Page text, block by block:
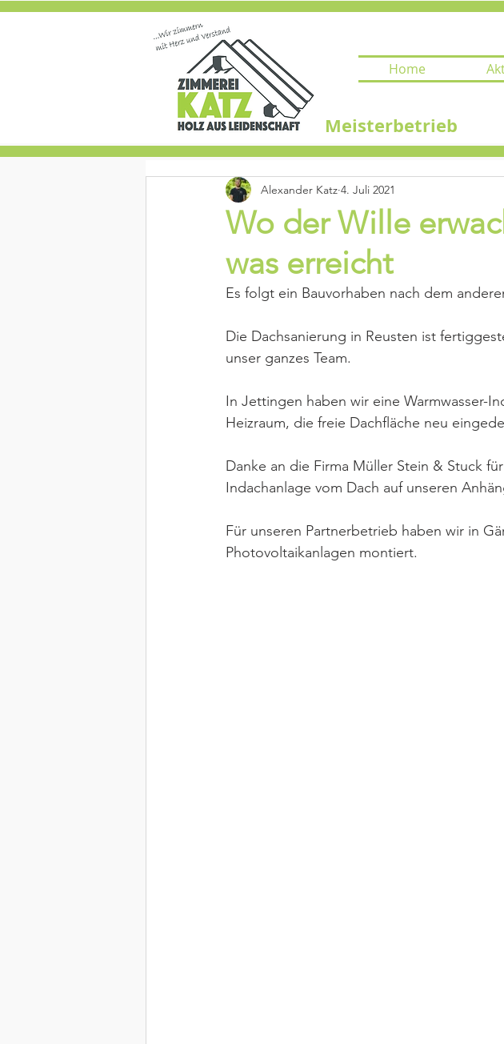
Meisterbetrieb
Home
Wo der Wille
was erreicht
Alexander Katz 4. Juli 2021
Es folgt ein Bauvorhaben nach dem
Die Dachsanierung in Reusten ist
unser ganzes Team.
In Jettingen haben wir eine Warmwasser-
Heizraum, die freie Dachfläche neu
Danke an die Firma Müller Stein & Stuck
Indachanlage vom Dach auf unseren
Für unseren Partnerbetrieb haben wir in
Photovoltaikanlagen montiert.